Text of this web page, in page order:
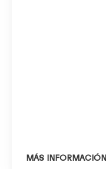
MÁS INFORMACIÓN